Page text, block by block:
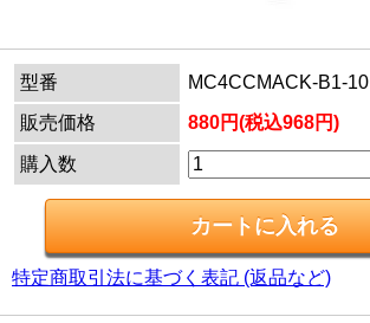
型番
MC4CCMACK-B1-10
販売価格
880円(税込968円)
購入数
特定商取引法に基づく表記 (返品など)